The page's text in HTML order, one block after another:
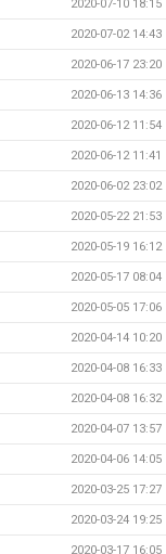
2020-07-10 18:15
2020-07-02 14:43
2020-06-17 23:20
2020-06-13 14:36
2020-06-12 11:54
2020-06-12 11:41
2020-06-02 23:02
2020-05-22 21:53
2020-05-19 16:12
2020-05-17 08:04
2020-05-05 17:06
2020-04-14 10:20
2020-04-08 16:33
2020-04-08 16:32
2020-04-07 13:57
2020-04-06 14:05
2020-03-25 17:27
2020-03-24 19:25
2020-03-17 16:05